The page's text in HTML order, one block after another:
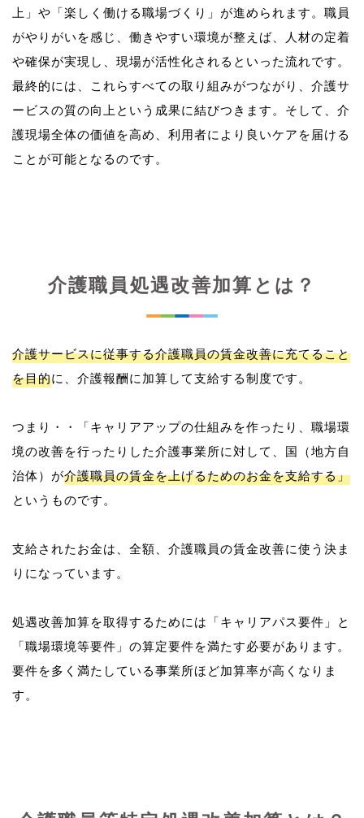
上」や「楽しく働ける職場づくり」が進められます。職員
がやりがいを感じ、働きやすい環境が整えば、人材の定着
や確保が実現し、現場が活性化されるといった流れです。
最終的には、これらすべての取り組みがつながり、介護サ
ービスの質の向上という成果に結びつきます。そして、介
護現場全体の価値を高め、利用者により良いケアを届ける
介護職員処遇改善加算とは？
介護サービスに従事する介護職員の賃金改善に充てること
を目的に、介護報酬に加算して支給する制度です。
つまり・・「キャリアアップの仕組みを作ったり、職場環
境の改善を行ったりした介護事業所に対して、国（地方自
治体）が介護職員の賃金を上げるためのお金を支給する」
というものです。
支給されたお金は、全額、介護職員の賃金改善に使う決ま
りになっています。
処遇改善加算を取得するためには「キャリアパス要件」と
「職場環境等要件」の算定要件を満たす必要があります。
要件を多く満たしている事業所ほど加算率が高くなりま
す。